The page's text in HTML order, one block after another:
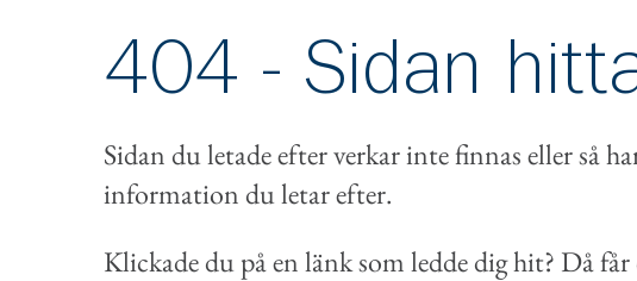
404 - Sidan
Sidan du letade efter verkar inte finnas eller så
information du letar efter.
Klickade du på en länk som ledde dig hit? Då